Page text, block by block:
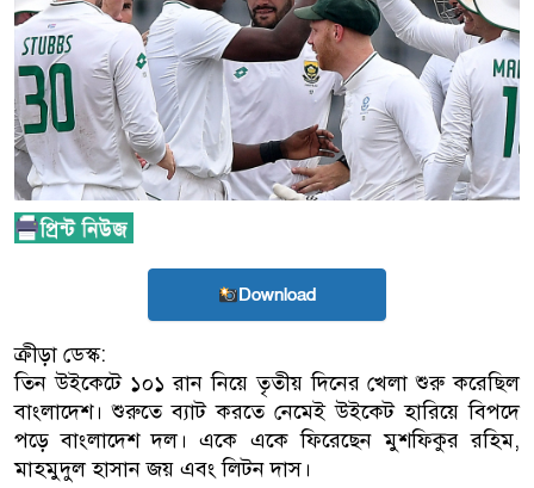
Download
ক্রীড়া ডেস্ক:
তিন উইকেটে ১০১ রান নিয়ে তৃতীয় দিনের খেলা শুরু করেছিল
বাংলাদেশ। শুরুতে ব্যাট করতে নেমেই উইকেট হারিয়ে বিপদে
পড়ে বাংলাদেশ দল। একে একে ফিরেছেন মুশফিকুর রহিম,
মাহমুদুল হাসান জয় এবং লিটন দাস।